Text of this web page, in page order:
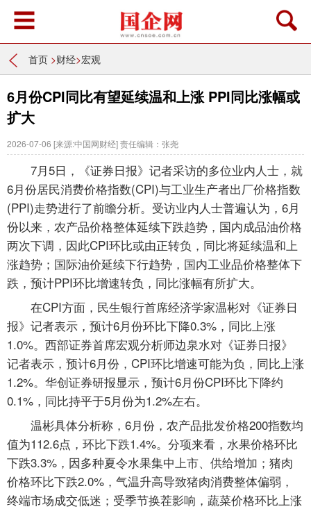
首页 >财经>宏观
6月份CPI同比有望延续温和上涨 PPI同比涨幅或
扩大
2026-07-06 [来源:中国网财经]责任编辑：张尧
7月5日，《证券日报》记者采访的多位业内人士，就
6月份居民消费价格指数(CPI)与工业生产者出厂价格指数
(PPI)走势进行了前瞻分析。受访业内人士普遍认为，6月
份以来，农产品价格整体延续下跌趋势，国内成品油价格
两次下调，因此CPI环比或由正转负，同比将延续温和上
涨趋势；国际油价延续下行趋势，国内工业品价格整体下
跌，预计PPI环比增速转负，同比涨幅有所扩大。
在CPI方面，民生银行首席经济学家温彬对《证券日
报》记者表示，预计6月份环比下降0.3%，同比上涨
1.0%。西部证券首席宏观分析师边泉水对《证券日报》
记者表示，预计6月份，CPI环比增速可能为负，同比上涨
1.2%。华创证券研报显示，预计6月份CPI环比下降约
0.1%，同比持平于5月份为1.2%左右。
温彬具体分析称，6月份，农产品批发价格200指数均
值为112.6点，环比下跌1.4%。分项来看，水果价格环比
下跌3.3%，因多种夏令水果集中上市、供给增加；猪肉
价格环比下跌2.0%，气温升高导致猪肉消费整体偏弱，
终端市场成交低迷；受季节换茬影响，蔬菜价格环比上涨